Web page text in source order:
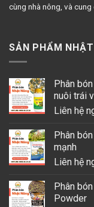
cùng nhà nông, và
SẢN PHẨM
Phân
nuôi trái
Liên hệ
Phân
mạnh
Liên hệ
Phân
Powder